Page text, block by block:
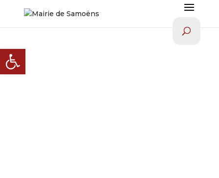
Ouvrir la barre d’outils